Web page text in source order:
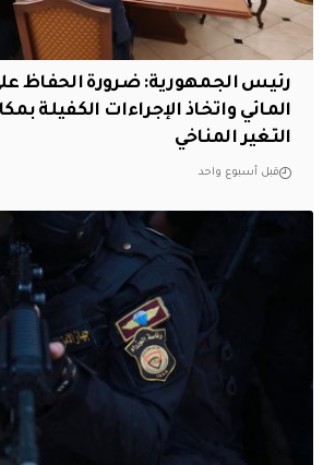
رئيس الجمهورية: ضرورة الحفاظ
المائي واتخاذ الإجراءات الكفيلة
التغير المناخي
قبل أسبوع واحد